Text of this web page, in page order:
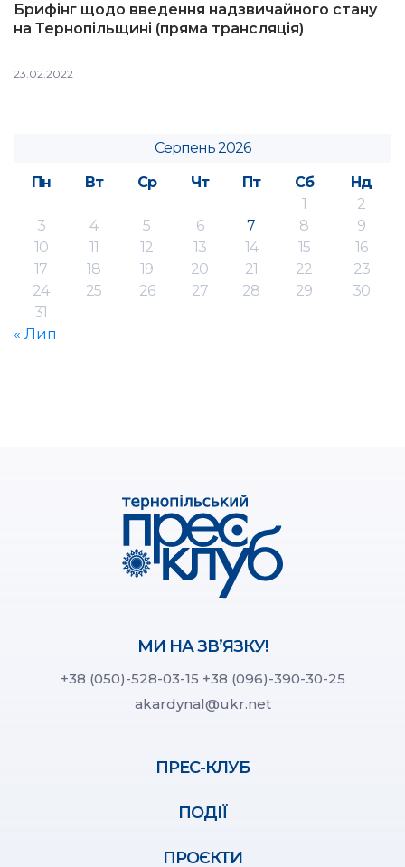
Брифінг щодо введення надзвичайного стану
на Тернопільщині (пряма трансляція)
23.02.2022
Серпень 2026
Пн
Вт Ср Чт Пт Сб
Нд
1
2
3
4 5 6 7 8
9
10
11 12 13 14 15
16
17
18 19 20 21 22
23
24
25 26 27 28 29
30
31
« Лип
МИ НА ЗВ’ЯЗКУ!
+38 (050)-528-03-15 +38 (096)-390-30-25
akardynal@ukr.net
ПРЕС-КЛУБ
ПОДІЇ
ПРОЄКТИ